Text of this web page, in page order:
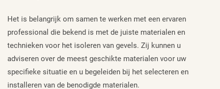
Het is belangrijk om samen te werken met een ervaren
professional die bekend is met de juiste materialen en
technieken voor het isoleren van gevels. Zij kunnen u
adviseren over de meest geschikte materialen voor uw
specifieke situatie en u begeleiden bij het selecteren en
installeren van de benodigde materialen.